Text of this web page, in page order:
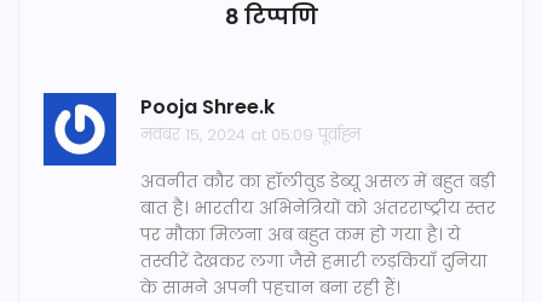
8 टिप्पणि
Pooja Shree.k
नवंबर 15, 2024 at 05:09 पूर्वाह्न
अवनीत कौर का हॉलीवुड डेब्यू असल में बहुत बड़ी
बात है। भारतीय अभिनेत्रियों को अंतरराष्ट्रीय स्तर
पर मौका मिलना अब बहुत कम हो गया है। ये
तस्वीरें देखकर लगा जैसे हमारी लड़कियाँ दुनिया
के सामने अपनी पहचान बना रही हैं।